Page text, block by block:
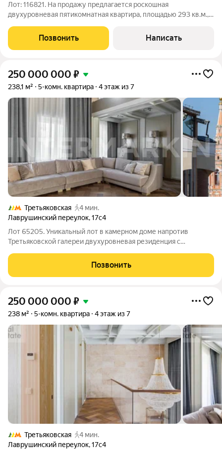
Лот: 116821. На продажу предлагается роскошная
двухуровневая пятикомнатная квартира, площадью 293 кв.м., с
уровень: гостиная-столовая (73 кв.м.), кухня, кабинет с
камином (31 кв.м.),
Позвонить Написать
250 000 000 ₽
238,1 м² 5-комн. квартира 4 этаж из 7
Третьяковская
4 мин.
Лаврушинский переулок,17с4
Лот 65205. Уникальный лот в камерном доме напротив
Третьяковской галереи двухуровневая резиденция с
уровень занимают гостиная со вторым светом, кухня,
столовая, кабинет, балкон, гостевой с/у,
Позвонить
250 000 000 ₽
238 м² 5-комн. квартира 4 этаж из 7
Третьяковская
4 мин.
Лаврушинский переулок,17с4